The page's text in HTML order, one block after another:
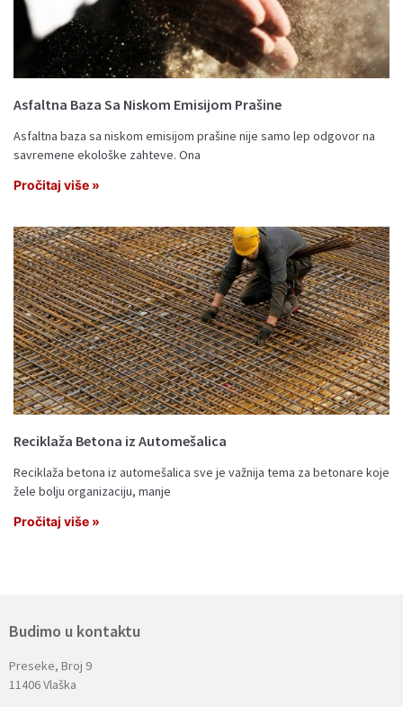
Asfaltna Baza Sa Niskom Emisijom Prašine
Asfaltna baza sa niskom emisijom prašine nije samo lep odgovor na
savremene ekološke zahteve. Ona
Pročitaj više »
Reciklaža Betona iz Automešalica
Reciklaža betona iz automešalica sve je važnija tema za betonare koje
žele bolju organizaciju, manje
Pročitaj više »
Budimo u kontaktu
Preseke, Broj 9
11406 Vlaška